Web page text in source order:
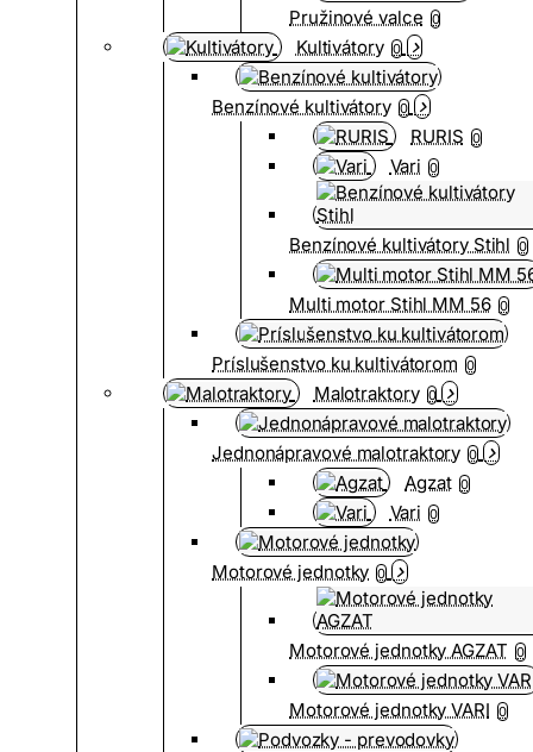
Pružinové valce 0
Kultivátory 0
Benzínové kultivátory 0
RURIS 0
Vari 0
Benzínové kultivátory Stihl 0
Multi motor Stihl MM 56 0
Príslušenstvo ku kultivátorom 0
Malotraktory 0
Jednonápravové malotraktory 0
Agzat 0
Vari 0
Motorové jednotky 0
Motorové jednotky AGZAT 0
Motorové jednotky VARI 0